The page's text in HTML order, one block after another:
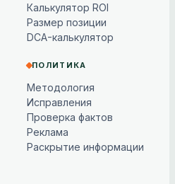
Калькулятор ROI
Размер позиции
DCA-калькулятор
ПОЛИТИКА
Методология
Исправления
Проверка фактов
Реклама
Раскрытие информации